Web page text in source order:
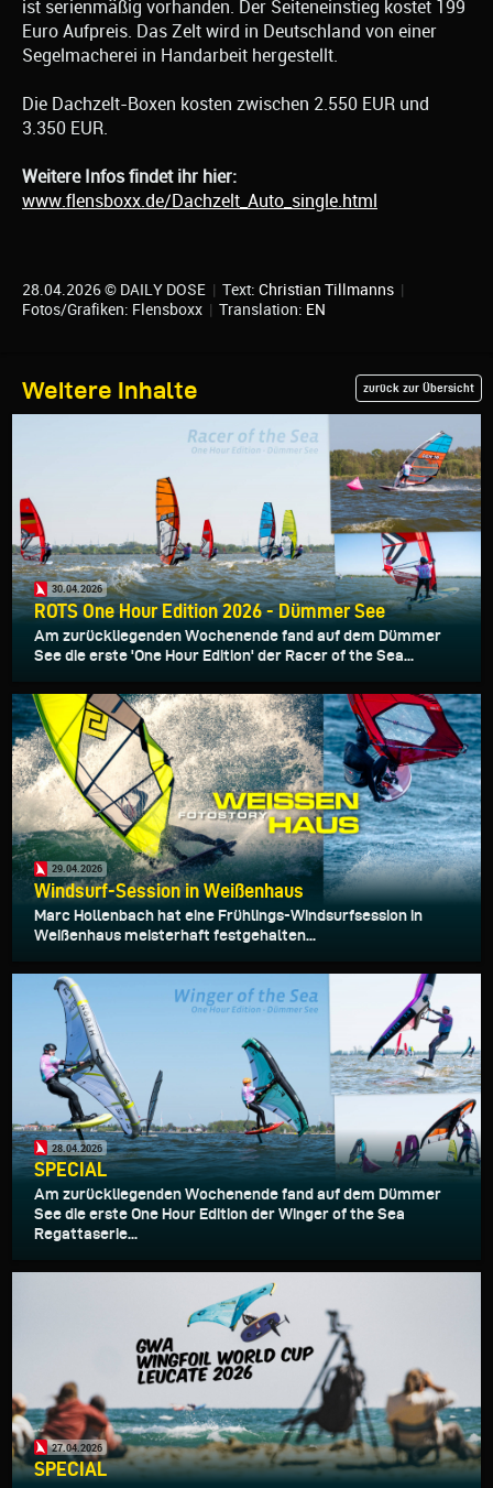
ist serienmäßig vorhanden. Der Seiteneinstieg kostet 199
Euro Aufpreis. Das Zelt wird in Deutschland von einer
Segelmacherei in Handarbeit hergestellt.
Die Dachzelt-Boxen kosten zwischen 2.550 EUR und
3.350 EUR.
Weitere Infos findet ihr hier:
www.flensboxx.de/Dachzelt_Auto_single.html
28.04.2026 © DAILY DOSE | Text: Christian Tillmanns |
Fotos/Grafiken: Flensboxx | Translation: EN
Weitere Inhalte zurück zur Übersicht
30.04.2026
ROTS One Hour Edition 2026 - Dümmer See
Am zurückliegenden Wochenende fand auf dem Dümmer
See die erste 'One Hour Edition' der Racer of the Sea...
29.04.2026
Windsurf-Session in Weißenhaus
Marc Hollenbach hat eine Frühlings-Windsurfsession in
Weißenhaus meisterhaft festgehalten...
28.04.2026
SPECIAL
Am zurückliegenden Wochenende fand auf dem Dümmer
See die erste One Hour Edition der Winger of the Sea
Regattaserie...
27.04.2026
SPECIAL